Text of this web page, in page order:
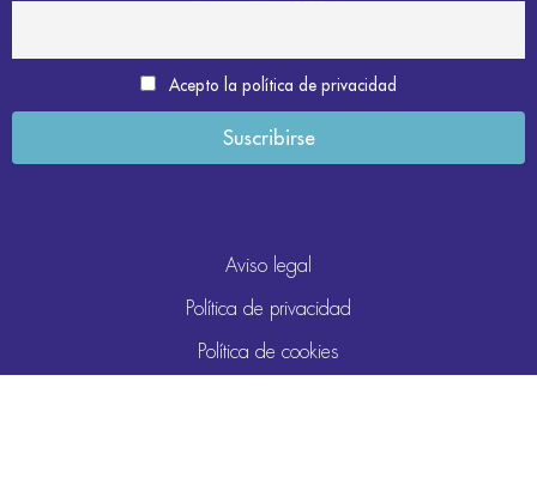
Acepto la política de privacidad
Aviso legal
Política de privacidad
Política de cookies